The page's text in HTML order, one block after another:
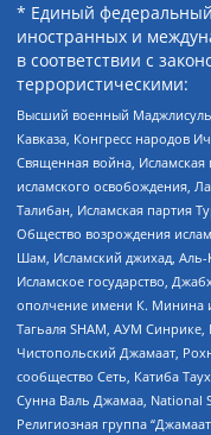
* Единый федеральный
иностранных и
в соответствии с
террористическими:
Высший военный
Кавказа, Конгресс народов
Священная война, Исламская
исламского освобождения,
Талибан, Исламская партия
Общество возрождения
Шам, Исламский джихад, Аль-
Исламское государство,
ополчение имени К. Минина
Тагьаля SHAM, АУМ
Чистопольский Джамаат,
сообщество Сеть, Катиба
Сунна Валь Джамаа, National
Религиозная группа